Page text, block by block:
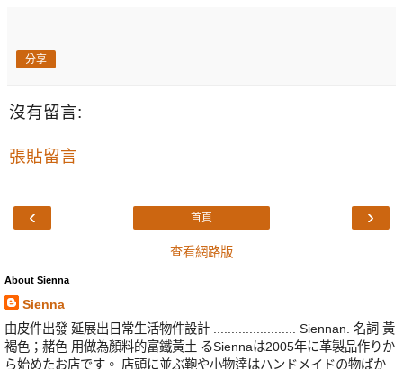
分享
沒有留言:
張貼留言
‹ ›
首頁
查看網路版
About Sienna
Sienna
由皮件出發 延展出日常生活物件設計 ....................... Siennan. 名詞 黃
褐色；赭色 用做為顏料的富鐵黃土 るSiennaは2005年に革製品作りか
ら始めたお店です。 店頭に並ぶ鞄や小物達はハンドメイドの物ばか